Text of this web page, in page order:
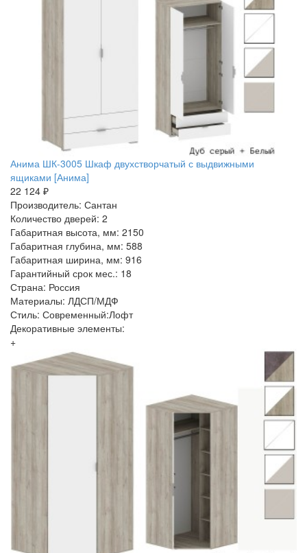
Анима ШК-3005 Шкаф двухстворчатый с выдвижными
ящиками [Анима]
22 124 ₽
Производитель: Сантан
Количество дверей: 2
Габаритная высота, мм: 2150
Габаритная глубина, мм: 588
Габаритная ширина, мм: 916
Гарантийный срок мес.: 18
Страна: Россия
Материалы: ЛДСП/МДФ
Стиль: Современный:Лофт
Декоративные элементы:
+